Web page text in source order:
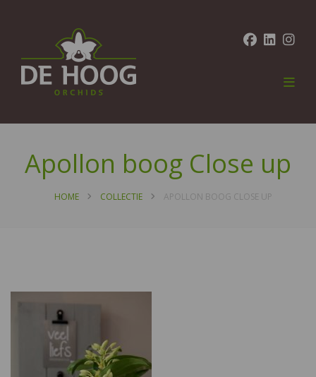
Apollon boog Close up
HOME COLLECTIE APOLLON BOOG CLOSE UP